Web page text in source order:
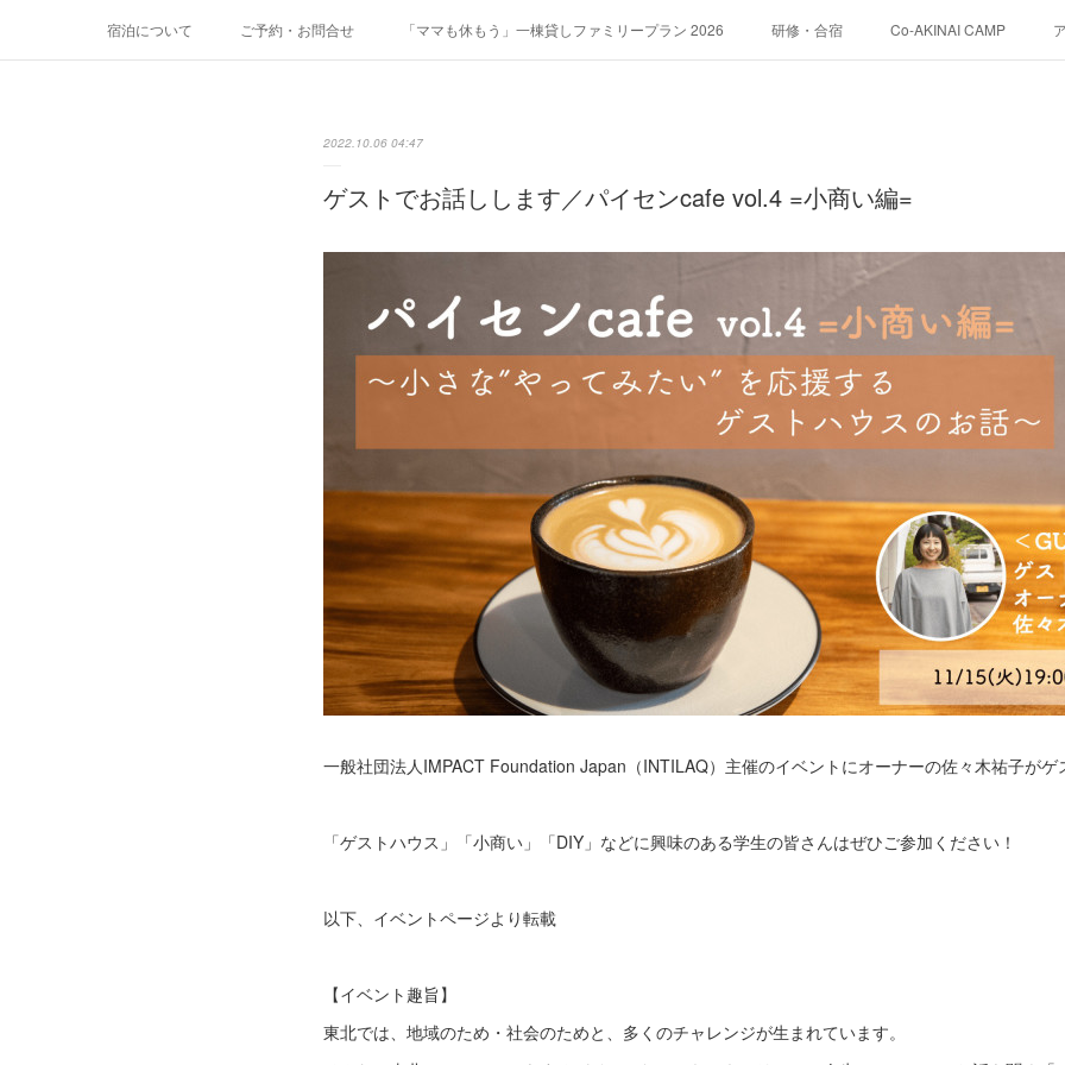
宿泊について ご予約・お問合せ 「ママも休もう」一棟貸しファミリープラン 2026 研修・合宿 Co-AKINAI CAMP
2022.10.06 04:47
ゲストでお話しします／パイセンcafe vol.4 =小商い編=
一般社団法人IMPACT Foundation Japan（INTILAQ）主催のイベントにオーナーの佐々木祐子が
「ゲストハウス」「小商い」「DIY」などに興味のある学生の皆さんはぜひご参加ください！
以下、イベントページより転載
【イベント趣旨】
東北では、地域のため・社会のためと、多くのチャレンジが生まれています。